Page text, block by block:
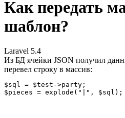
Как передать
шаблон?
Laravel 5.4
Из БД ячейки JSON получил
перевел строку в массив:
$sql = $test->party;
$pieces = explode("|", $sql);